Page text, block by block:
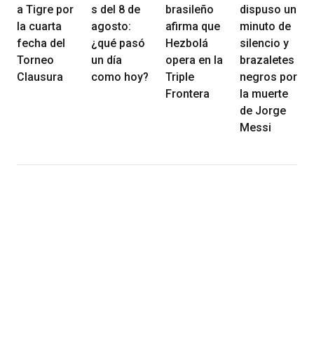
a Tigre por
la cuarta
fecha del
Torneo
Clausura
s del 8 de
agosto:
¿qué pasó
un día
como hoy?
brasileño
afirma que
Hezbolá
opera en la
Triple
Frontera
dispuso un
minuto de
silencio y
brazaletes
negros por
la muerte
de Jorge
Messi